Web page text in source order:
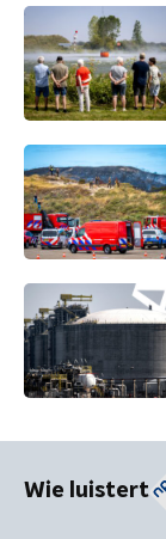
Wie luistert